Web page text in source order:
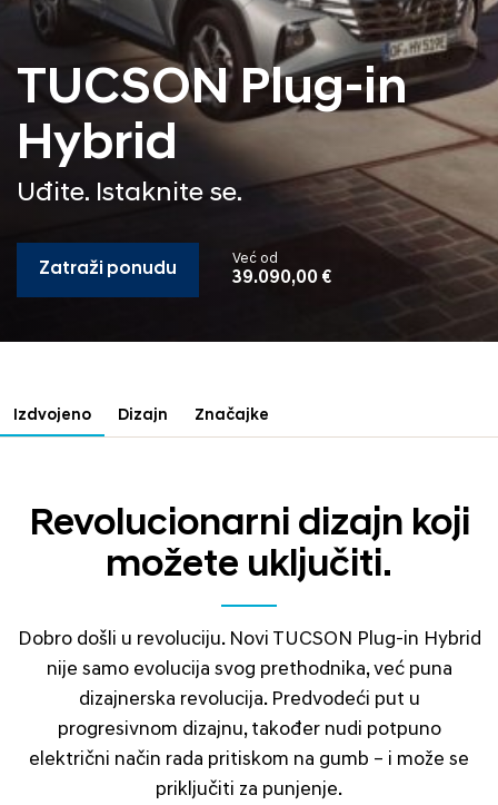
TUCSON Plug-in
Hybrid
Uđite. Istaknite se.
Zatraži ponudu
Već od
39.090,00 €
Izdvojeno Dizajn Značajke
Revolucionarni dizajn koji
možete uključiti.
Dobro došli u revoluciju. Novi TUCSON Plug-in Hybrid
nije samo evolucija svog prethodnika, već puna
dizajnerska revolucija. Predvodeći put u
progresivnom dizajnu, također nudi potpuno
električni način rada pritiskom na gumb – i može se
priključiti za punjenje.